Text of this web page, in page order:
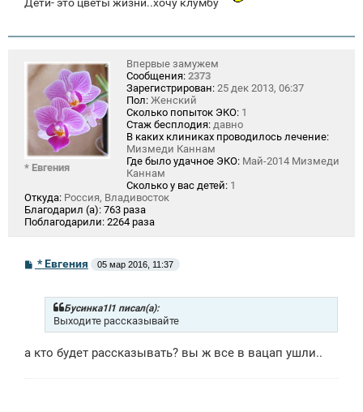
* Евгения
Впервые замужем
Сообщения: 2373
Зарегистрирован: 25 дек 2013, 06:37
Пол: Женский
Сколько попыток ЭКО: 1
Стаж бесплодия: давно
В каких клиниках проводилось лечение:
Мизмеди Каннам
Где было удачное ЭКО: Май-2014 Мизмеди
Каннам
Сколько у вас детей: 1
Откуда: Россия, Владивосток
Благодарил (а): 763 раза
Поблагодарили: 2264 раза
С
о
е
* Евгения 05 мар 2016, 11:37
Бусинка1I1 писал(а):
Выходите рассказывайте
а кто будет рассказывать? вы ж все в вацап ушли..